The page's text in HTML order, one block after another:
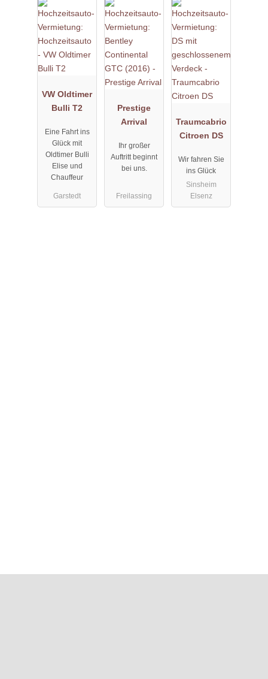
VW Oldtimer
Bulli T2
Eine Fahrt ins
Glück mit
Oldtimer Bulli
Elise und
Chauffeur
Garstedt
Prestige
Arrival
Ihr großer
Auftritt beginnt
bei uns.
Freilassing
Traumcabrio
Citroen DS
Wir fahren Sie
ins Glück
Sinsheim
Elsenz